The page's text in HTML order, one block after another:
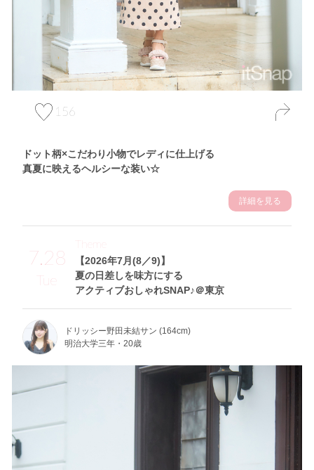
156
ドット柄×こだわり小物でレディに仕上げる
真夏に映えるヘルシーな装い☆
詳細を見る
7.28
Tue
【2026年7月(8／9)】
夏の日差しを味方にする
アクティブおしゃれSNAP♪＠東京
Theme
ドリッシー野田未結サン (164cm)
明治大学三年・20歳